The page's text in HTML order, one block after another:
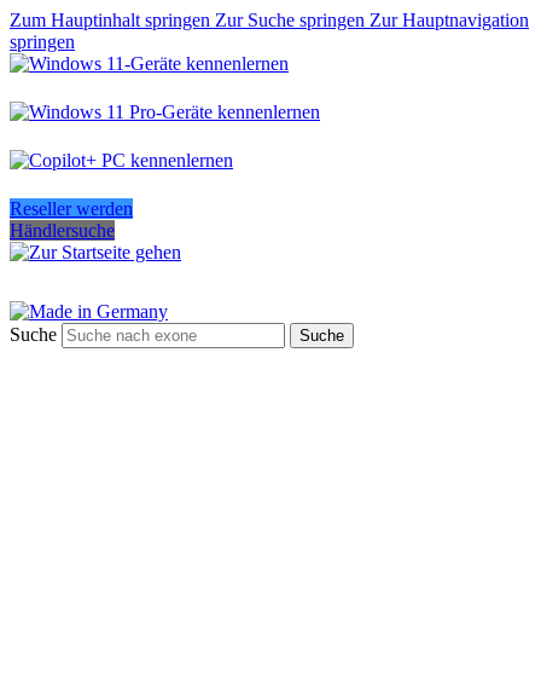
Zum Hauptinhalt springen Zur Suche springen Zur Hauptnavigation
springen
Reseller werden
Händlersuche
Suche Suche